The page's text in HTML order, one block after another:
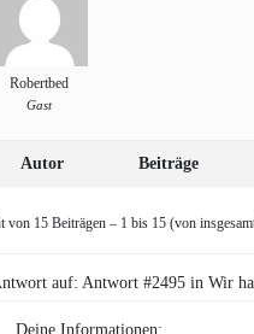
Robertbed
Gast
Autor Beiträge
von 15 Beiträgen – 1 bis 15 (von
auf: Antwort #2495 in Wir
Deine Informationen: